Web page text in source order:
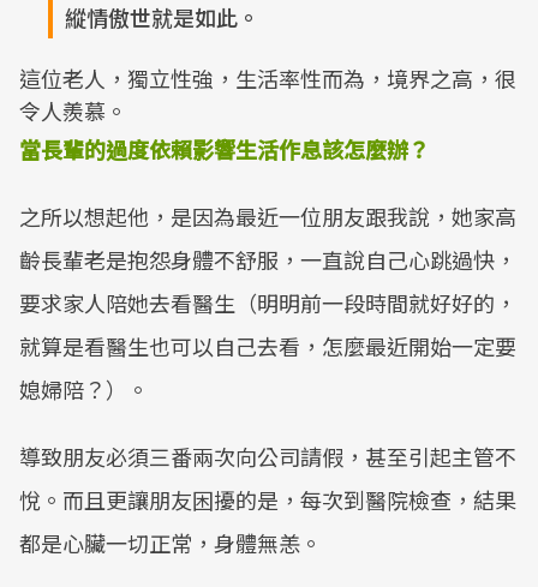
縱情傲世就是如此。
這位老人，獨立性強，生活率性而為，境界之高，很
令人羨慕。
當長輩的過度依賴影響生活作息該怎麼辦？
之所以想起他，是因為最近一位朋友跟我說，她家高
齡長輩老是抱怨身體不舒服，一直說自己心跳過快，
要求家人陪她去看醫生（明明前一段時間就好好的，
就算是看醫生也可以自己去看，怎麼最近開始一定要
媳婦陪？）。
導致朋友必須三番兩次向公司請假，甚至引起主管不
悅。而且更讓朋友困擾的是，每次到醫院檢查，結果
都是心臟一切正常，身體無恙。